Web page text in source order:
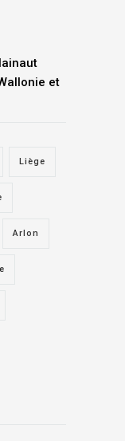
et
Liège
Arlon